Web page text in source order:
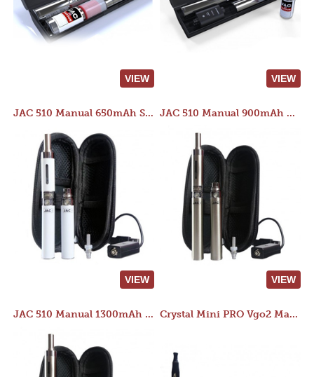
VIEW VIEW
JAC 510 Manual 650mAh Starter Kit
VIEW
JAC 510 Manual 900mAh Starter Kit
VIEW
JAC 510 Manual 1300mAh Starter Kit Crystal Mini PRO Vgo2 Manual 400mAh Kit